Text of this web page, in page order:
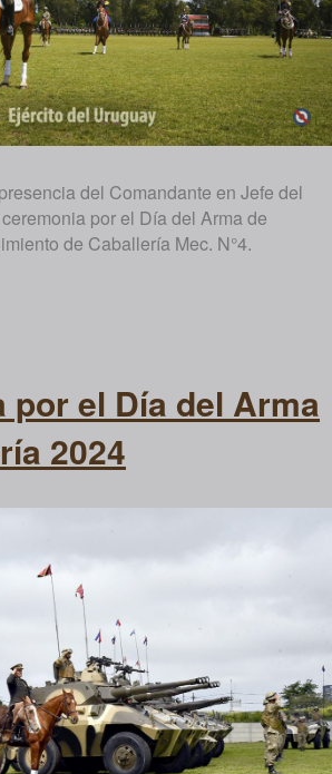
del Comandante en Jefe del
por el Día del Arma de
de Caballería Mec. N°4.
por el Día del Arma
2024